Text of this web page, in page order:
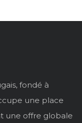
fondé à
une place
une offre globale